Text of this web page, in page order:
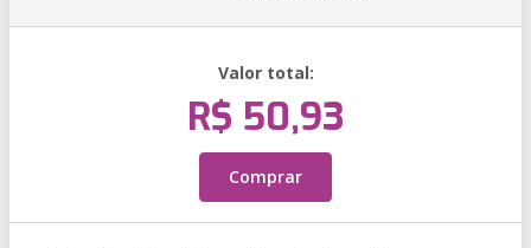
Valor total:
R$ 50,93
Comprar